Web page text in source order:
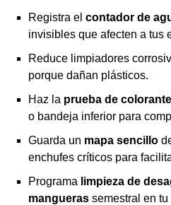
Registra el contador de
invisibles que afecten a tus
Reduce limpiadores
porque dañan plásticos.
Haz la prueba de colorante
o bandeja inferior para
Guarda un mapa sencillo
enchufes críticos para
Programa limpieza de
mangueras semestral en tu